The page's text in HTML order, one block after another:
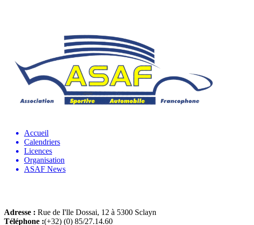
Accueil
Calendriers
Licences
Organisation
ASAF News
Adresse : Rue de I'lle Dossai, 12 à 5300 Sclayn
Téléphone :(+32) (0) 85/27.14.60